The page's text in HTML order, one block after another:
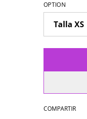
OPTION
COMPARTIR